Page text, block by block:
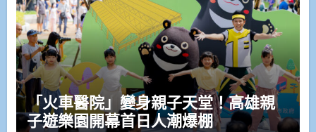
「火車醫院」變身親子天堂！高雄親
子遊樂園開幕首日人潮爆棚